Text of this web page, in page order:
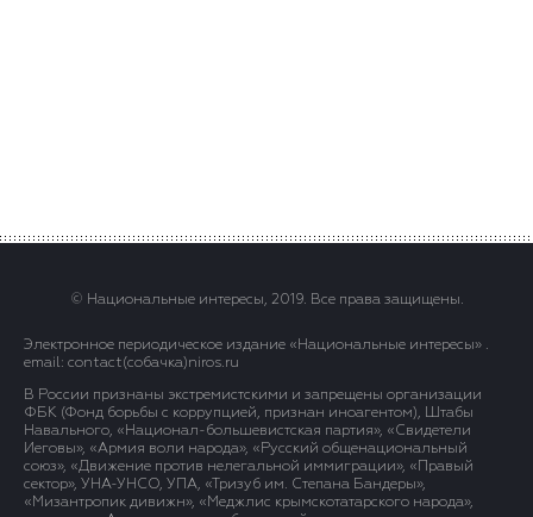
© Национальные интересы, 2019. Все права защищены.
Электронное периодическое издание «Национальные интересы» .
email: contact(сoбaчка)niros.ru
В России признаны экстремистскими и запрещены организации
ФБК (Фонд борьбы с коррупцией, признан иноагентом), Штабы
Навального, «Национал-большевистская партия», «Свидетели
Иеговы», «Армия воли народа», «Русский общенациональный
союз», «Движение против нелегальной иммиграции», «Правый
сектор», УНА-УНСО, УПА, «Тризуб им. Степана Бандеры»,
«Мизантропик дивижн», «Меджлис крымскотатарского народа»,